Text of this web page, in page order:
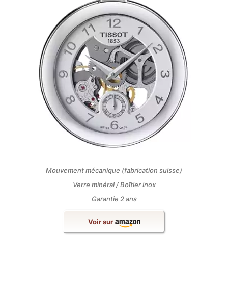
Mouvement mécanique (fabrication suisse)
Verre minéral / Boîtier inox
Garantie 2 ans
Voir sur